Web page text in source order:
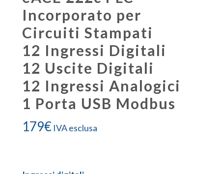
Incorporato per
Circuiti Stampati
12 Ingressi Digitali
12 Uscite Digitali
12 Ingressi Analogici
1 Porta USB Modbus
179€ IVA esclusa